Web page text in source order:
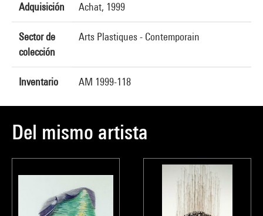
Adquisición Achat, 1999
Sector de
colección
Arts Plastiques - Contemporain
Inventario AM 1999-118
Del mismo artista